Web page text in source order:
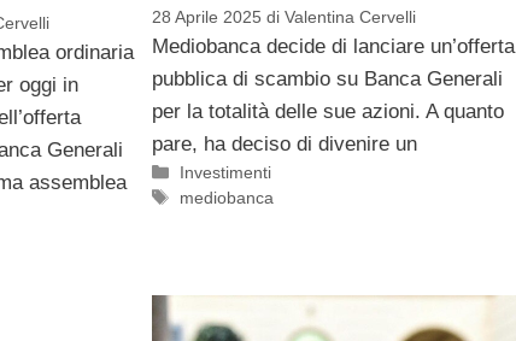
ordinaria
oggi in
Generali
assemblea
28 Aprile 2025 di Valentina Cervelli
Mediobanca decide di lanciare un’offerta
pubblica di scambio su Banca Generali
per la totalità delle sue azioni. A quanto
pare, ha deciso di divenire un
Categorie
Investimenti
Tag
mediobanca